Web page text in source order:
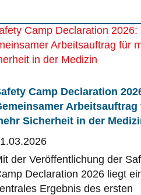
Camp Declaration
Arbeitsauftrag
Sicherheit in der
der Veröffentlichung der
Declaration 2026 liegt
Ergebnis des ersten